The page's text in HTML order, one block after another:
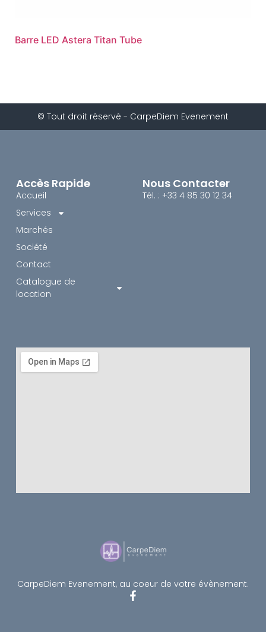
Barre LED Astera Titan Tube
© Tout droit réservé - CarpeDiem Evenement
CarpeDiem Evenement, au coeur de votre évènement.
Accès Rapide
Accueil
Services
Marchés
Société
Contact
Catalogue de
location
Nous Contacter
Tél. : +33 4 85 30 12 34